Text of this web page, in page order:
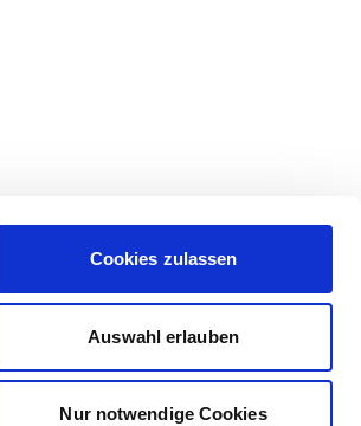
Cookies zulassen
Auswahl erlauben
Nur notwendige Cookies